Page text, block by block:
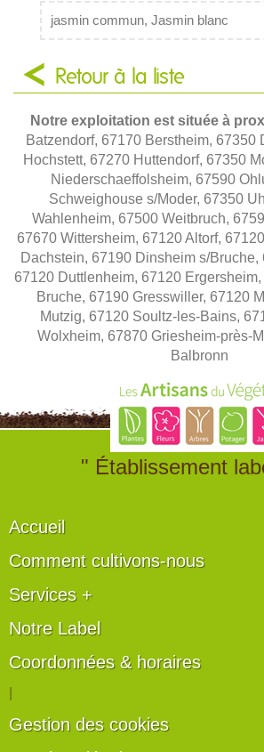
jasmin commun, Jasmin blanc
Retour à la liste
Notre exploitation est située à
Batzendorf, 67170 Berstheim, 67350
Hochstett, 67270 Huttendorf, 67350
Niederschaeffolsheim, 67590
Schweighouse s/Moder, 67350
Wahlenheim, 67500 Weitbruch,
67670 Wittersheim, 67120 Altorf,
Dachstein, 67190 Dinsheim s/
67120 Duttlenheim, 67120
Bruche, 67190 Gresswiller, 67120
Mutzig, 67120 Soultz-les-Bains,
Wolxheim, 67870 Griesheim-près-
Balbronn
" Établissement
Accueil
Comment cultivons-nous
Services +
Notre Label
Coordonnées & horaires
Gestion des cookies